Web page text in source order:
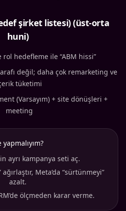
şirket listesi) (üst-orta
huni)
hedefleme ile “ABM hissi”
değil; daha çok remarketing ve
tüketimi
(Varsayım) + site dönüşleri +
meeting
yapmalıyım?
ayrı kampanya seti aç.
ağırlaştır, Meta’da “sürtünmeyi”
azalt.
ölçmeden karar verme.